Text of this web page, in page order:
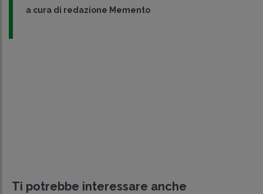
a cura di redazione Memento
Ti potrebbe interessare anche